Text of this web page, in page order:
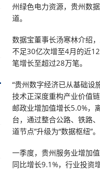
州绿色电力资源，贵州数
道。
数据宝董事长汤寒林介绍
不足30亿次增至4月的近
笔增长至超过28万笔。
“贵州数字经济已从基础设
技术正深度重构产业价值
邮政业增加值增长5.0%，
台，通过整合公路、铁路
道节点”升级为“数据枢纽”。
一季度，贵州服务业增加
同比增长9.1%，行业投资